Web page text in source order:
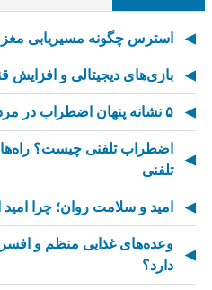
استرس چگونه مسیریابی
بازی‌های دیجیتالی و افزایش
۵ نشانه پنهان اضطراب در مردان که کمتر شناخته شده‌اند
اضطراب تلفنی چیست؟
تلفنی
امید و سلامت روان؛ چرا
وعده‌های غذایی منظم و
دارد؟